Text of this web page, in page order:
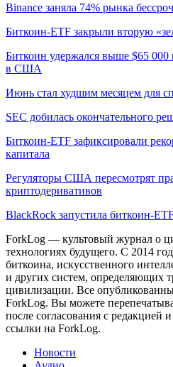
Binance заняла 74% рынка
Биткоин-ETF закрыли вторую
Биткоин удержался выше $65 000
в США
Июнь стал худшим месяцем для
SEC добилась окончательного
Биткоин-ETF зафиксировали
капитала
Регуляторы США пересмотрят
криптодеривативов
BlackRock запустила биткоин-
ForkLog — культовый журнал о
технологиях будущего. С 2014
биткоина, искусственного
и других систем, определяющих
цивилизации. Все
ForkLog. Вы можете
после согласования с редакцией
ссылки на ForkLog.
Новости